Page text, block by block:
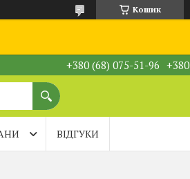
Кошик
+380 (68) 075-51-96
ВІДГУКИ